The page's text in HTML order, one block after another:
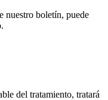
nuestro boletín, puede
del tratamiento, tratará